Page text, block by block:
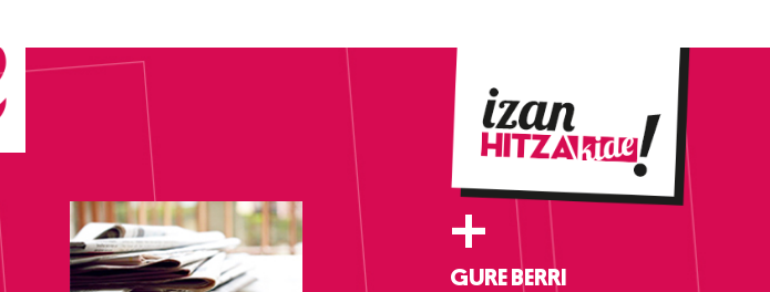
+
GURE BERRI